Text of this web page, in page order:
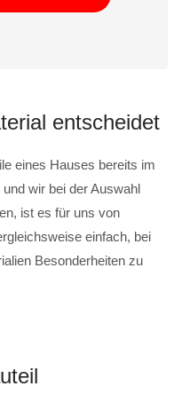
entscheidet
eines Hauses bereits im
wir bei der Auswahl
ist es für uns von
einfach, bei
Besonderheiten zu